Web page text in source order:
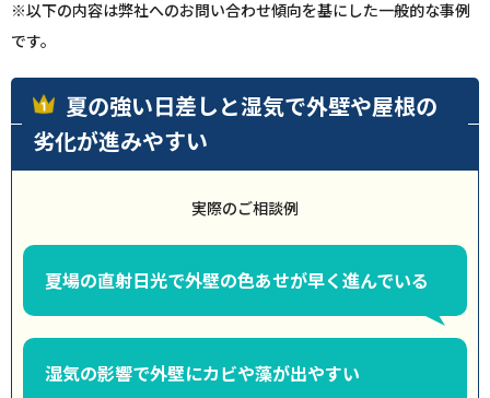
※以下の内容は弊社へのお問い合わせ傾向を基にした一般的な事例
です。
夏の強い日差しと湿気で外壁や屋根の
劣化が進みやすい
実際のご相談例
夏場の直射日光で外壁の色あせが早く進んでいる
湿気の影響で外壁にカビや藻が出やすい